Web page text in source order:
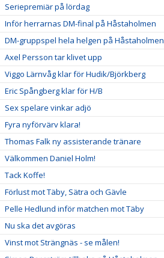
Seriepremiär på lördag
Inför herrarnas DM-final på Håstaholmen
DM-gruppspel hela helgen på Håstaholmen
Axel Persson tar klivet upp
Viggo Lärnvåg klar för Hudik/Björkberg
Eric Spångberg klar för H/B
Sex spelare vinkar adjö
Fyra nyförvärv klara!
Thomas Falk ny assisterande tränare
Välkommen Daniel Holm!
Tack Koffe!
Förlust mot Täby, Sätra och Gävle
Pelle Hedlund inför matchen mot Täby
Nu ska det avgöras
Vinst mot Strängnäs - se målen!